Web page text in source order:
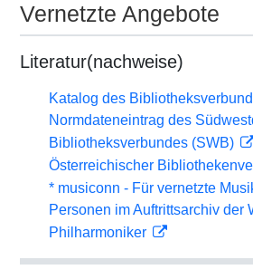
Vernetzte Angebote
Literatur(nachweise)
Katalog des
Normdateneintrag des
Bibliotheksverbundes (SWB)
Österreichischer
* musiconn - Für vernetzte
Personen im Auftrittsarchiv der
Philharmoniker